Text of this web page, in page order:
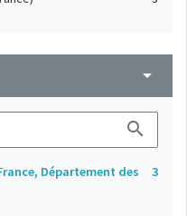
arrow_drop_down
search
Département des
3